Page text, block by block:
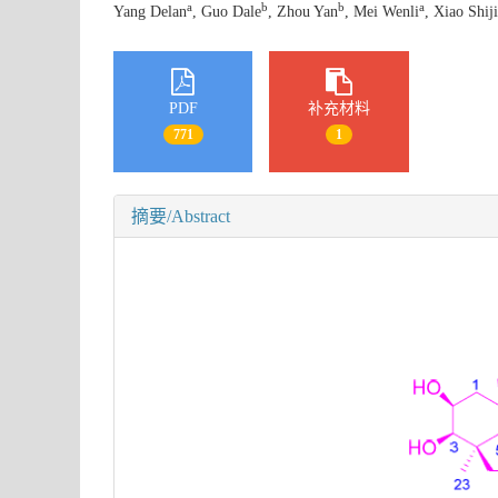
Yang Delana , Guo Daleb , Zhou Yanb , Mei Wenlia , Xiao Shiji
PDF
771
补充材料
1
摘要/Abstract